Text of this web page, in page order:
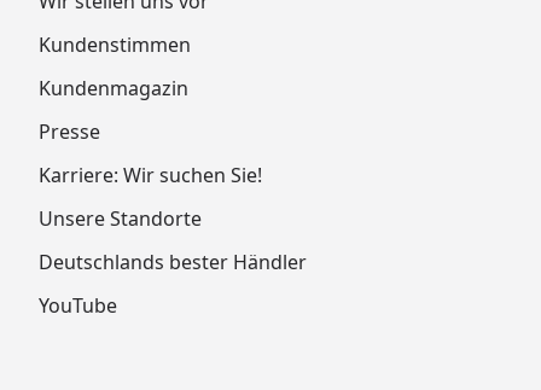
Kundenstimmen
Kundenmagazin
Presse
Karriere: Wir suchen Sie!
Unsere Standorte
Deutschlands bester Händler
YouTube